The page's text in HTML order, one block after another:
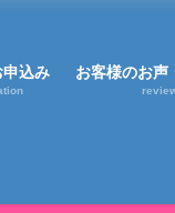
込み お客様のお声